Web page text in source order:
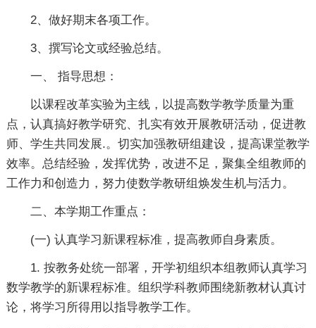
2、做好期末各项工作。
3、撰写论文或经验总结。
一、 指导思想：
以课程改革实验为主线，以提高数学教学质量为重
点，认真搞好教学研究、扎实有效开展教研活动，促进教
师、学生共同发展.。切实加强教研组建设，提高课堂教学
效率。总结经验，发挥优势，改进不足，聚集全组教师的
工作力和创造力，努力使数学教研组焕发生机与活力。
二、本学期工作重点：
(一) 认真学习新课程标准，提高教师自身素质。
1. 按教务处统一部署，开学初组织本组教师认真学习
数学教学的新课程标准。组织学科教师围绕新教材认真讨
论，将学习所得用以指导教学工作。